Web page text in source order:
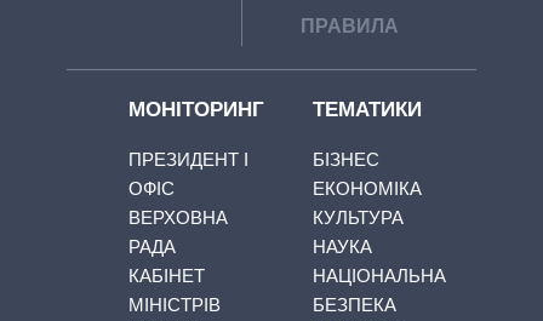
ПРАВИЛА
МОНІТОРИНГ
ПРЕЗИДЕНТ І
ОФІС
ВЕРХОВНА
РАДА
КАБІНЕТ
МІНІСТРІВ
ТЕМАТИКИ
БІЗНЕС
ЕКОНОМІКА
КУЛЬТУРА
НАУКА
НАЦІОНАЛЬНА
БЕЗПЕКА